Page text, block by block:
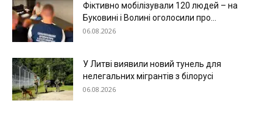
Київ
Україна
Економіка
Політика
Світ
Фіктивно мобілізували 120 людей – на
Буковині і Волині оголосили про...
06.08.2026
У Литві виявили новий тунель для
нелегальних мігрантів з білорусі
06.08.2026